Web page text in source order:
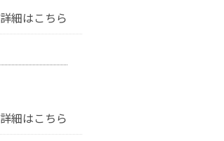
詳細はこちら
詳細はこちら